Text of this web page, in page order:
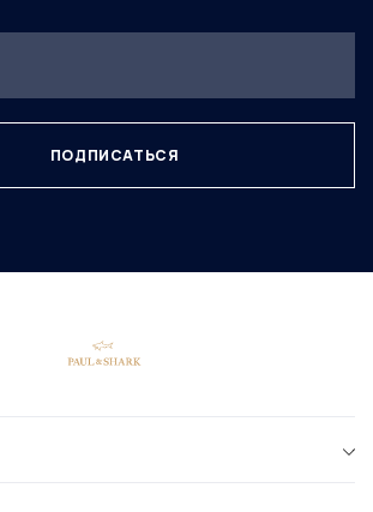
ПОДПИСАТЬСЯ